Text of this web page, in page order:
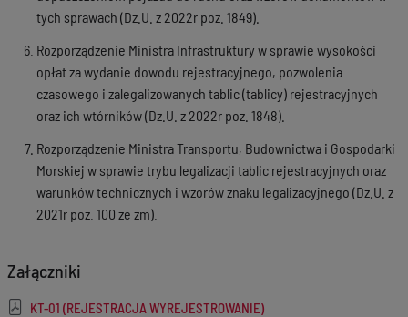
tych sprawach (Dz.U. z 2022r poz. 1849).
Rozporządzenie Ministra Infrastruktury w sprawie wysokości
opłat za wydanie dowodu rejestracyjnego, pozwolenia
czasowego i zalegalizowanych tablic (tablicy) rejestracyjnych
oraz ich wtórników (Dz.U. z 2022r poz. 1848).
Rozporządzenie Ministra Transportu, Budownictwa i Gospodarki
Morskiej w sprawie trybu legalizacji tablic rejestracyjnych oraz
warunków technicznych i wzorów znaku legalizacyjnego (Dz.U. z
2021r poz. 100 ze zm).
Załączniki
KT-01 (REJESTRACJA WYREJESTROWANIE)